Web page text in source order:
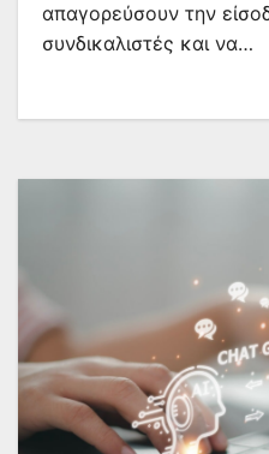
απαγορεύσουν την
συνδικαλιστές και να…